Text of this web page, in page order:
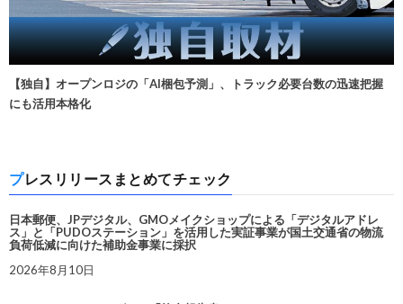
【独自】オープンロジの「AI梱包予測」、トラック必要台数の迅速把握
にも活用本格化
プレスリリースまとめてチェック
日本郵便、JPデジタル、GMOメイクショップによる「デジタルアドレ
ス」と「PUDOステーション」を活用した実証事業が国土交通省の物流
負荷低減に向けた補助金事業に採択
2026年8月10日